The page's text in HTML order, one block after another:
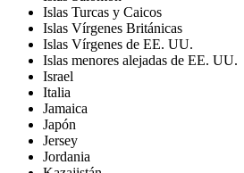
Islas Turcas y Caicos
Islas Vírgenes Británicas
Islas Vírgenes de EE. UU.
Islas menores alejadas de EE. UU.
Israel
Italia
Jamaica
Japón
Jersey
Jordania